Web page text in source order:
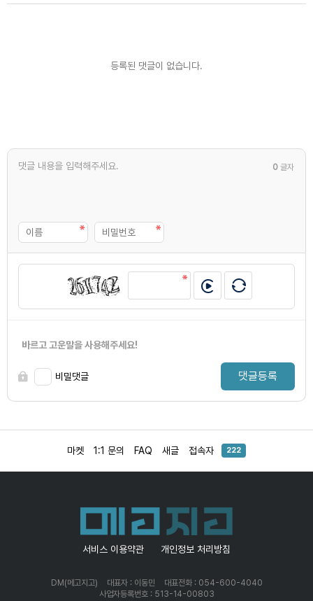
등록된 댓글이 없습니다.
0 글자
바르고 고운말을 사용해주세요!
비밀댓글 댓글등록
마켓 1:1 문의 FAQ 새글 접속자 222
서비스 이용약관 개인정보 처리방침
DM(메고지고) 대표자 : 이동민
대표전화 : 054-600-4040
사업자등록번호 : 513-14-00803